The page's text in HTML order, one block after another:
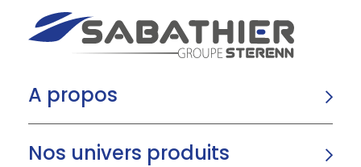
A propos
Nos univers produits